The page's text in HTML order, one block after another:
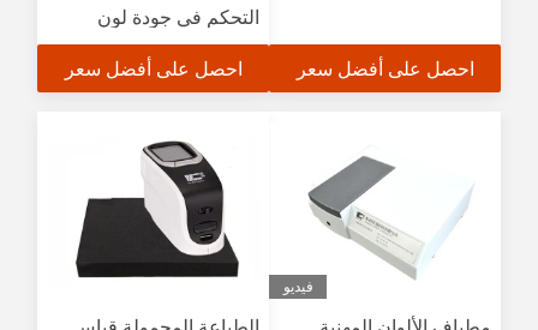
احصل على أفضل سعر
التحكم في جودة لون
البلاستيك
احصل على أفضل سعر
فيديو